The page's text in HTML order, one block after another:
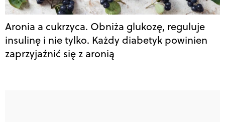
Aronia a cukrzyca. Obniża glukozę, reguluje
insulinę i nie tylko. Każdy diabetyk powinien
zaprzyjaźnić się z aronią